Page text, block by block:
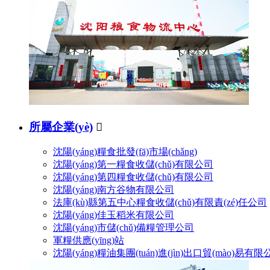
所屬企業(yè) 
沈陽(yáng)糧食批發(fā)市場(chǎng)
沈陽(yáng)第一糧食收儲(chǔ)有限公司
沈陽(yáng)第四糧食收儲(chǔ)有限公司
沈陽(yáng)南方谷物有限公司
法庫(kù)縣第五中心糧食收儲(chǔ)有限責(zé)任公司
沈陽(yáng)佳玉稻米有限公司
沈陽(yáng)市儲(chǔ)備糧管理公司
軍糧供應(yīng)站
沈陽(yáng)糧油集團(tuán)進(jìn)出口貿(mào)易有限